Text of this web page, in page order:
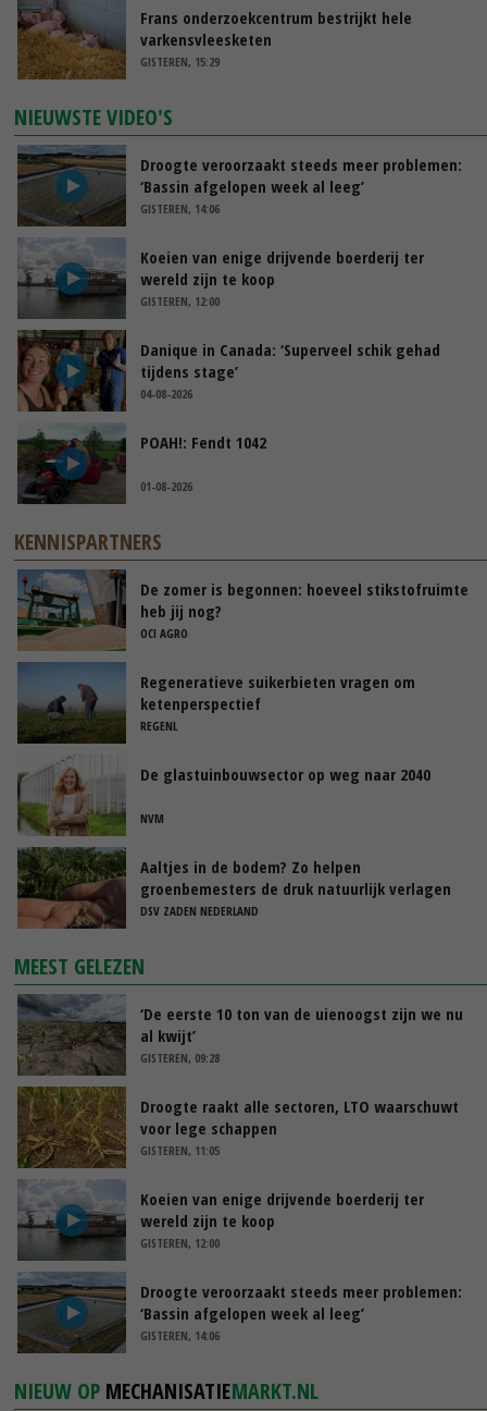
Frans onderzoekcentrum bestrijkt hele
varkensvleesketen
GISTEREN, 15:29
NIEUWSTE VIDEO'S
Droogte veroorzaakt steeds meer problemen:
‘Bassin afgelopen week al leeg’
GISTEREN, 14:06
Koeien van enige drijvende boerderij ter
wereld zijn te koop
GISTEREN, 12:00
Danique in Canada: ‘Superveel schik gehad
tijdens stage’
04-08-2026
POAH!: Fendt 1042
01-08-2026
KENNISPARTNERS
De zomer is begonnen: hoeveel stikstofruimte
heb jij nog?
OCI AGRO
Regeneratieve suikerbieten vragen om
ketenperspectief
REGENL
De glastuinbouwsector op weg naar 2040
NVM
Aaltjes in de bodem? Zo helpen
groenbemesters de druk natuurlijk verlagen
DSV ZADEN NEDERLAND
MEEST GELEZEN
‘De eerste 10 ton van de uienoogst zijn we nu
al kwijt’
GISTEREN, 09:28
Droogte raakt alle sectoren, LTO waarschuwt
voor lege schappen
GISTEREN, 11:05
Koeien van enige drijvende boerderij ter
wereld zijn te koop
GISTEREN, 12:00
Droogte veroorzaakt steeds meer problemen:
‘Bassin afgelopen week al leeg’
GISTEREN, 14:06
NIEUW OP MECHANISATIEMARKT.NL